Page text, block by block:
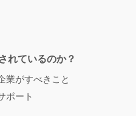
れているのか？
業がすべきこと
ポート